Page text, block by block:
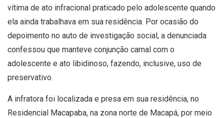
vítima de ato infracional praticado pelo adolescente quando
ela ainda trabalhava em sua residência. Por ocasião do
depoimento no auto de investigação social, a denunciada
confessou que manteve conjunção carnal com o
adolescente e ato libidinoso, fazendo, inclusive, uso de
preservativo.
A infratora foi localizada e presa em sua residência, no
Residencial Macapaba, na zona norte de Macapá, por meio